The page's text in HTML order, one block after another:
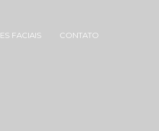
FACIAIS CONTATO